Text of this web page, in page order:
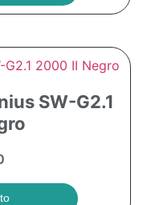
SW-G2.1